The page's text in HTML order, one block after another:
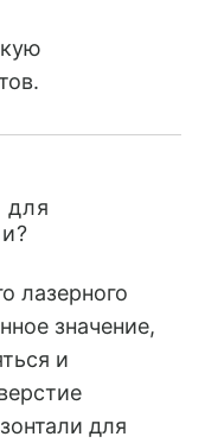
для
лазерного
значение,
и
для